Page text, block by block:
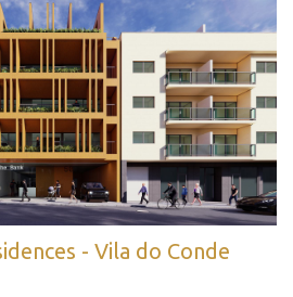
- Vila do Conde